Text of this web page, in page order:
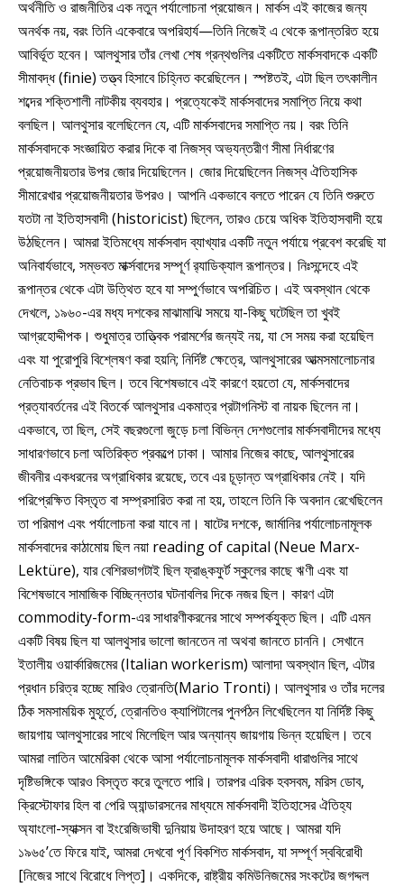
অর্থনীতি ও রাজনীতির এক নতুন পর্যালোচনা প্রয়োজন। মার্কস এই কাজের জন্য
অনর্থক নয়, বরং তিনি একেবারে অপরিহার্য—তিনি নিজেই এ থেকে রূপান্তরিত হয়ে
আবির্ভূত হবেন। আলথুসার তাঁর লেখা শেষ গ্রন্থগুলির একটিতে মার্কসবাদকে একটি
সীমাবদ্ধ (finie) তত্ত্ব হিসাবে চিহ্নিত করেছিলেন। স্পষ্টতই, এটা ছিল তৎকালীন
শব্দের শক্তিশালী নাটকীয় ব্যবহার। প্রত্যেকেই মার্কসবাদের সমাপ্তি নিয়ে কথা
বলছিল। আলথুসার বলেছিলেন যে, এটি মার্কসবাদের সমাপ্তি নয়। বরং তিনি
মার্কসবাদকে সংজ্ঞায়িত করার দিকে বা নিজস্ব অভ্যন্তরীণ সীমা নির্ধারণের
প্রয়োজনীয়তার উপর জোর দিয়েছিলেন। জোর দিয়েছিলেন নিজস্ব ঐতিহাসিক
সীমারেখার প্রয়োজনীয়তার উপরও। আপনি একভাবে বলতে পারেন যে তিনি শুরুতে
যতটা না ইতিহাসবাদী (historicist) ছিলেন, তারও চেয়ে অধিক ইতিহাসবাদী হয়ে
উঠছিলেন। আমরা ইতিমধ্যে মার্কসবাদ ব্যাখ্যার একটি নতুন পর্যায়ে প্রবেশ করেছি যা
অনিবার্যভাবে, সম্ভবত মার্ক্সবাদের সম্পূর্ণ র‍্যাডিক্যাল রূপান্তর। নিঃসন্দেহে এই
রূপান্তর থেকে এটা উত্থিত হবে যা সম্পুর্ণভাবে অপরিচিত। এই অবস্থান থেকে
দেখলে, ১৯৬০-এর মধ্য দশকের মাঝামাঝি সময়ে যা-কিছু ঘটেছিল তা খুবই
আগ্রহোদ্দীপক। শুধুমাত্র তাত্ত্বিক পরামর্শের জন্যই নয়, যা সে সময় করা হয়েছিল
এবং যা পুরোপুরি বিশ্লেষণ করা হয়নি; নির্দিষ্ট ক্ষেত্রে, আলথুসারের আত্মসমালোচনার
নেতিবাচক প্রভাব ছিল। তবে বিশেষভাবে এই কারণে হয়তো যে, মার্কসবাদের
প্রত্যাবর্তনের এই বিতর্কে আলথুসার একমাত্র প্রটাগনিস্ট বা নায়ক ছিলেন না।
একভাবে, তা ছিল, সেই বছরগুলো জুড়ে চলা বিভিন্ন দেশগুলোর মার্কসবাদীদের মধ্যে
সাধারণভাবে চলা অতিরিক্ত প্রকল্পে ঢাকা। আমার নিজের কাছে, আলথুসারের
জীবনীর একধরনের অগ্রাধিকার রয়েছে, তবে এর চূড়ান্ত অগ্রাধিকার নেই। যদি
পরিপ্রেক্ষিত বিস্তৃত বা সম্প্রসারিত করা না হয়, তাহলে তিনি কি অবদান রেখেছিলেন
তা পরিমাপ এবং পর্যালোচনা করা যাবে না। ষাটের দশকে, জার্মানির পর্যালোচনামূলক
মার্কসবাদের কাঠামোয় ছিল নয়া reading of capital (Neue Marx-
Lektüre), যার বেশিরভাগটাই ছিল ফ্রাঙ্কফুর্ট স্কুলের কাছে ঋণী এবং যা
বিশেষভাবে সামাজিক বিচ্ছিন্নতার ঘটনাবলির দিকে নজর ছিল। কারণ এটা
commodity-form-এর সাধারণীকরনের সাথে সম্পর্কযুক্ত ছিল। এটি এমন
একটি বিষয় ছিল যা আলথুসার ভালো জানতেন না অথবা জানতে চাননি। সেখানে
ইতালীয় ওয়ার্কারিজমের (Italian workerism) আলাদা অবস্থান ছিল, এটার
প্রধান চরিত্র হচ্ছে মারিও ত্রোনতি(Mario Tronti)। আলথুসার ও তাঁর দলের
ঠিক সমসাময়িক মুহূর্তে, ত্রোনতিও ক্যাপিটালের পুনর্পঠন লিখেছিলেন যা নির্দিষ্ট কিছু
জায়গায় আলথুসারের সাথে মিলেছিল আর অন্যান্য জায়গায় ভিন্ন হয়েছিল। তবে
আমরা লাতিন আমেরিকা থেকে আসা পর্যালোচনামূলক মার্কসবাদী ধারাগুলির সাথে
দৃষ্টিভঙ্গিকে আরও বিস্তৃত করে তুলতে পারি। তারপর এরিক হবসবম, মরিস ডোব,
ক্রিস্টোফার হিল বা পেরি অ্যান্ডারসনের মাধ্যমে মার্কসবাদী ইতিহাসের ঐতিহ্য
অ্যাংলো-স্যাক্সন বা ইংরেজিভাষী দুনিয়ায় উদাহরণ হয়ে আছে। আমরা যদি
১৯৬৫’তে ফিরে যাই, আমরা দেখবো পূর্ণ বিকশিত মার্কসবাদ, যা সম্পূর্ণ স্ববিরোধী
[নিজের সাথে বিরোধে লিপ্ত]। একদিকে, রাষ্ট্রীয় কমিউনিজমের সংকটের জগদ্দল